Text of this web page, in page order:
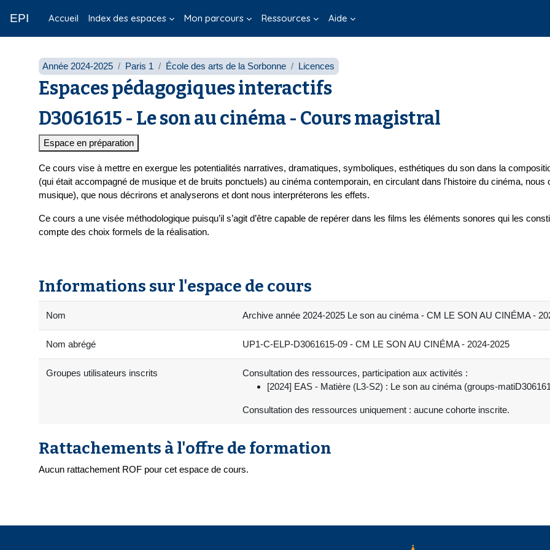
EPI Accueil Index des espaces Mon parcours Ressources Aide
Année 2024-2025 Paris 1 École des arts de la Sorbonne Licences
Espaces pédagogiques interactifs
D3061615 - Le son au cinéma - Cours magistral
Espace en préparation
Ce cours vise à mettre en exergue les potentialités narratives, dramatiques, symboliques, esthétiques du son dans la
(qui était accompagné de musique et de bruits ponctuels) au cinéma contemporain, en circulant dans l'histoire du cinéma,
musique), que nous décrirons et analyserons et dont nous interpréterons les effets.
Ce cours a une visée méthodologique puisqu’il s’agit d’être capable de repérer dans les films les éléments sonores qui les
compte des choix formels de la réalisation.
Informations sur l'espace de cours
Nom Archive année 2024-2025 Le son au cinéma - CM LE SON AU CINÉMA -
Nom abrégé UP1-C-ELP-D3061615-09 - CM LE SON AU CINÉMA - 2024-2025
Groupes utilisateurs inscrits
Consultation des ressources, participation aux activités :
[2024] EAS - Matière (L3-S2) : Le son au cinéma (groups-
Consultation des ressources uniquement : aucune cohorte inscrite.
Rattachements à l'offre de formation
Aucun rattachement ROF pour cet espace de cours.